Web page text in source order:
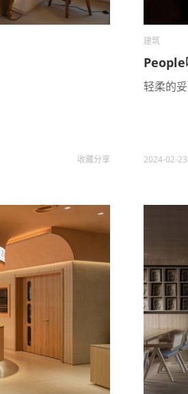
收藏分享
建筑
People
轻柔的
2024-02-23